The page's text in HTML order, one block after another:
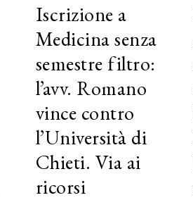
Iscrizione a
Medicina senza
semestre filtro:
l’avv. Romano
vince contro
l’Università di
Chieti. Via ai
ricorsi